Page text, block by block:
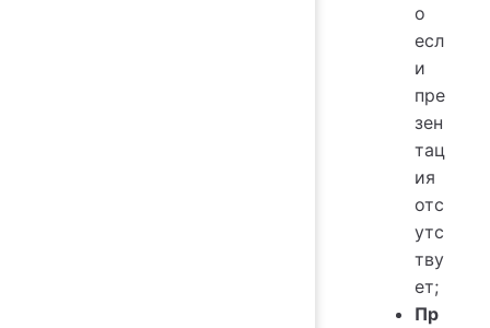
о
есл
и
пре
зен
тац
ия
отс
утс
тву
ет;
Пр